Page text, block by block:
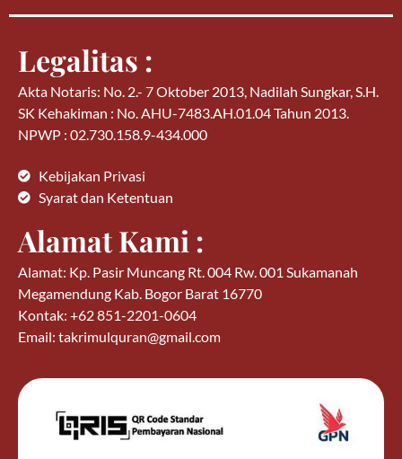
Legalitas :
Akta Notaris: No. 2.- 7 Oktober 2013, Nadilah Sungkar, S.H.
SK Kehakiman : No. AHU-7483.AH.01.04 Tahun 2013.
NPWP : 02.730.158.9-434.000
Kebijakan Privasi
Syarat dan Ketentuan
Alamat Kami :
Alamat: Kp. Pasir Muncang Rt. 004 Rw. 001 Sukamanah
Megamendung Kab. Bogor Barat 16770
Kontak: +62 851-2201-0604
Email: takrimulquran@gmail.com